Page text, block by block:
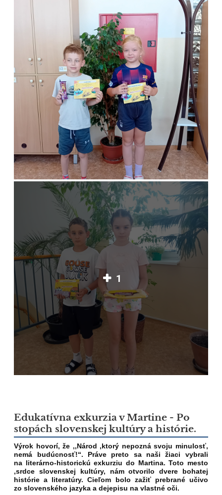
1
Edukatívna exkurzia v Martine - Po
stopách slovenskej kultúry a histórie.
Výrok hovorí, že ,,Národ ,ktorý nepozná svoju minulosť,
nemá budúcnosť!“. Práve preto sa naši žiaci vybrali
na literárno-historickú exkurziu do Martina. Toto mesto
,srdce slovenskej kultúry, nám otvorilo dvere bohatej
histórie a literatúry. Cieľom bolo zažiť prebrané učivo
zo slovenského jazyka a dejepisu na vlastné oči.